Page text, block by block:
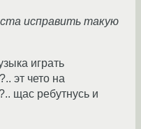
исправить такую
играть
эт чето на
щас ребутнусь и